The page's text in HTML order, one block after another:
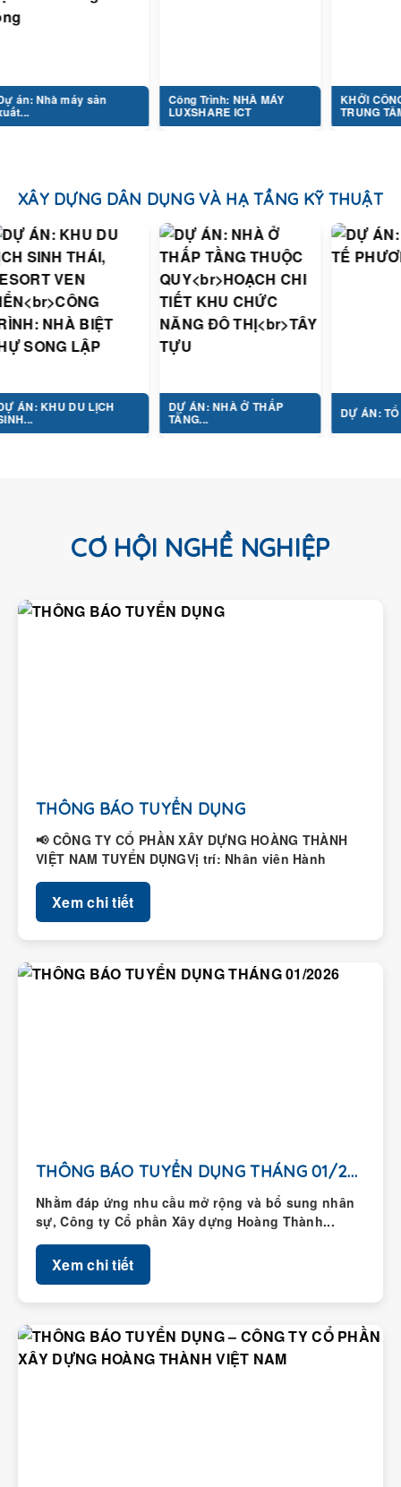
Nhà máy sản Công Trình: NHÀ MÁY
LUXSHARE ICT
KHỞI CÔNG
TRUNG TÂM...
XÂY DỰNG DÂN DỤNG VÀ HẠ TẦNG KỸ THUẬT
KHU DU LỊCH DỰ ÁN: NHÀ Ở THẤP
TẦNG... DỰ ÁN: TỔ
CƠ HỘI NGHỀ NGHIỆP
THÔNG BÁO TUYỂN DỤNG
📢 CÔNG TY CỔ PHẦN XÂY DỰNG HOÀNG THÀNH
VIỆT NAM TUYỂN DỤNGVị trí: Nhân viên Hành
Xem chi tiết
THÔNG BÁO TUYỂN DỤNG THÁNG 01/2026
Nhằm đáp ứng nhu cầu mở rộng và bổ sung nhân
sự, Công ty Cổ phần Xây dựng Hoàng Thành...
Xem chi tiết